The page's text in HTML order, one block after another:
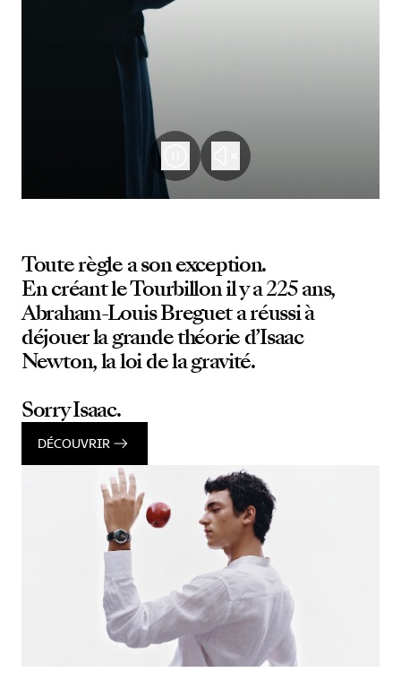
Toute règle a son exception.
En créant le Tourbillon il y a 225 ans,
Abraham-Louis Breguet a réussi à
déjouer la grande théorie d’Isaac
Newton, la loi de la gravité.
Sorry Isaac.
DÉCOUVRIR